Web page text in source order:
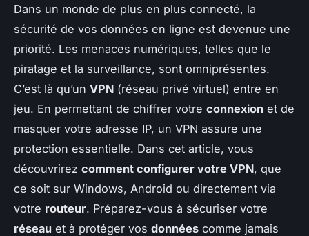
Dans un monde de plus en plus connecté, la
sécurité de vos données en ligne est devenue une
priorité. Les menaces numériques, telles que le
piratage et la surveillance, sont omniprésentes.
C’est là qu’un VPN (réseau privé virtuel) entre en
jeu. En permettant de chiffrer votre connexion et de
masquer votre adresse IP, un VPN assure une
protection essentielle. Dans cet article, vous
découvrirez comment configurer votre VPN, que
ce soit sur Windows, Android ou directement via
votre routeur. Préparez-vous à sécuriser votre
réseau et à protéger vos données comme jamais